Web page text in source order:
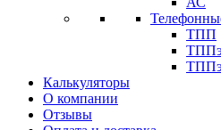
ТПП
Калькуляторы
О компании
Отзывы